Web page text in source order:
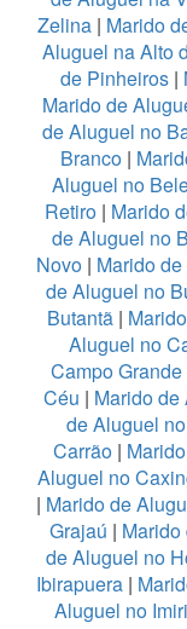
Zelina | Marido
Aluguel na Alto
de Pinheiros|
Marido de
de Aluguel no
Branco |
Aluguel no
Retiro | Marido
de Aluguel no
Novo | Marido
de Aluguel no
Butantã |
Aluguel no
Campo Grande
Céu | Marido
de Aluguel
Carrão |
Aluguel no
| Marido de
Grajaú |
de Aluguel no
Ibirapuera |
Aluguel no